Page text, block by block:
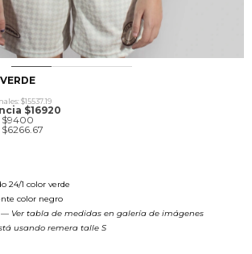
0 1 2 3 4
$15537.19
$16920
$9400
24/1 color verde
color negro
— Ver tabla de medidas en galería de imágenes
usando remera talle S